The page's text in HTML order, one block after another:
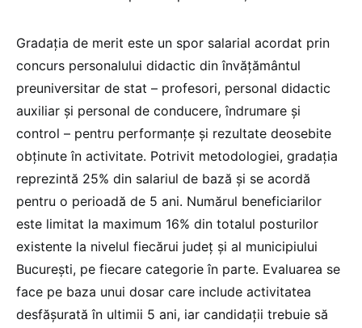
Gradația de merit este un spor salarial acordat prin
concurs personalului didactic din învățământul
preuniversitar de stat – profesori, personal didactic
auxiliar și personal de conducere, îndrumare și
control – pentru performanțe și rezultate deosebite
obținute în activitate. Potrivit metodologiei, gradația
reprezintă 25% din salariul de bază și se acordă
pentru o perioadă de 5 ani. Numărul beneficiarilor
este limitat la maximum 16% din totalul posturilor
existente la nivelul fiecărui județ și al municipiului
București, pe fiecare categorie în parte. Evaluarea se
face pe baza unui dosar care include activitatea
desfășurată în ultimii 5 ani, iar candidații trebuie să